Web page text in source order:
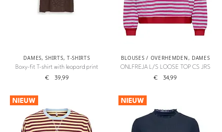
DAMES,SHIRTS, T-SHIRTS
Boxy-fit T-shirt with leopard print
€ 39,99
BLOUSES / OVERHEMDEN, DAMES
ONLFREJA L/S LOOSE TOP CS JRS
€ 34,99
NIEUW NIEUW